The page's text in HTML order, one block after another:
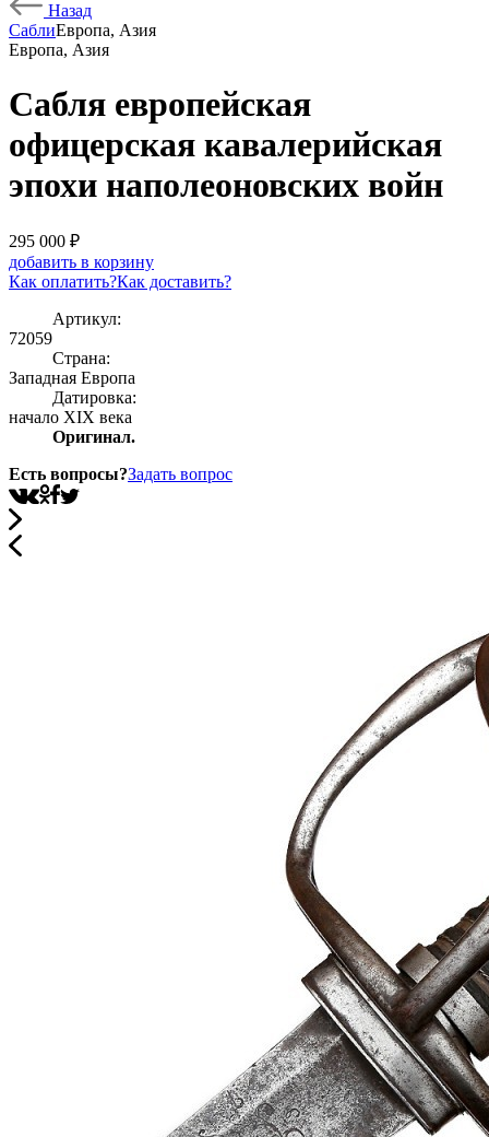
Назад
СаблиЕвропа, Азия
Европа, Азия
Сабля европейская
офицерская кавалерийская
эпохи наполеоновских войн
295 000 ₽
добавить в корзину
Как оплатить?Как доставить?
Артикул:
72059
Страна:
Западная Европа
Датировка:
начало XIX века
Оригинал.
Есть вопросы?Задать вопрос